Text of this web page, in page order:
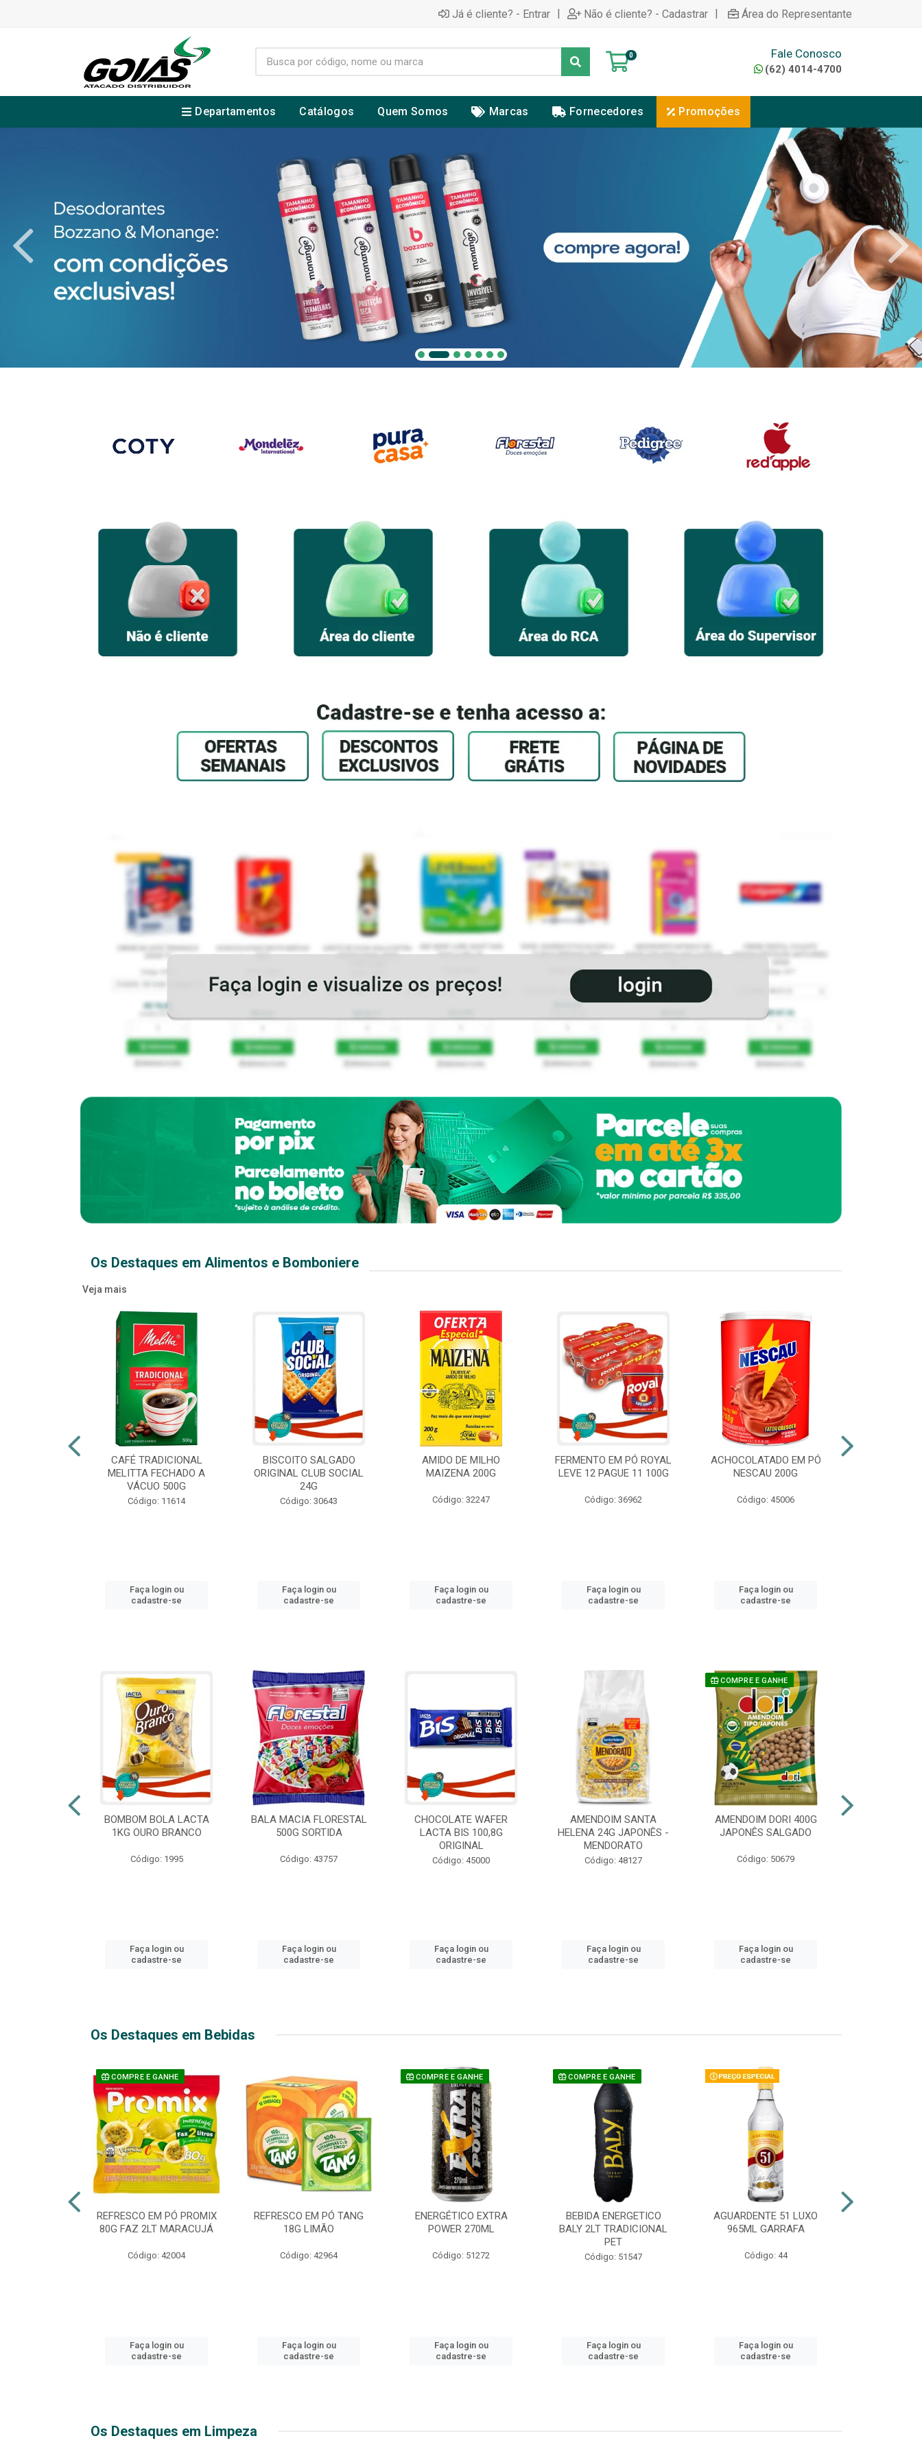
Já é cliente? - Entrar | Não é cliente? - Cadastrar | Área do Representante
0 Fale Conosco
(62) 4014-4700
Departamentos Catálogos Quem Somos Marcas Fornecedores Promoções
Os Destaques em Alimentos e Bomboniere
Veja mais
CAFÉ TRADICIONAL
MELITTA FECHADO A
VÁCUO 500G
Código: 11614
Faça login ou
cadastre-se
BISCOITO SALGADO
ORIGINAL CLUB SOCIAL
24G
Código: 30643
Faça login ou
cadastre-se
AMIDO DE MILHO
MAIZENA 200G
Código: 32247
Faça login ou
cadastre-se
FERMENTO EM PÓ ROYAL
LEVE 12 PAGUE 11 100G
Código: 36962
Faça login ou
cadastre-se
ACHOCOLATADO EM PÓ
NESCAU 200G
Código: 45006
Faça login ou
cadastre-se
BOMBOM BOLA LACTA
1KG OURO BRANCO
Código: 1995
Faça login ou
cadastre-se
BALA MACIA FLORESTAL
500G SORTIDA
Código: 43757
Faça login ou
cadastre-se
CHOCOLATE WAFER
LACTA BIS 100,8G
ORIGINAL
Código: 45000
Faça login ou
cadastre-se
AMENDOIM SANTA
HELENA 24G JAPONÊS -
MENDORATO
Código: 48127
Faça login ou
cadastre-se
COMPRE E GANHE
AMENDOIM DORI 400G
JAPONÊS SALGADO
Código: 50679
Faça login ou
cadastre-se
Os Destaques em Bebidas
COMPRE E GANHE
REFRESCO EM PÓ PROMIX
80G FAZ 2LT MARACUJÁ
Código: 42004
Faça login ou
cadastre-se
REFRESCO EM PÓ TANG
18G LIMÃO
Código: 42964
Faça login ou
cadastre-se
COMPRE E GANHE
ENERGÉTICO EXTRA
POWER 270ML
Código: 51272
Faça login ou
cadastre-se
COMPRE E GANHE
BEBIDA ENERGETICO
BALY 2LT TRADICIONAL
PET
Código: 51547
Faça login ou
cadastre-se
AGUARDENTE 51 LUXO
965ML GARRAFA
Código: 44
Faça login ou
cadastre-se
Os Destaques em Limpeza